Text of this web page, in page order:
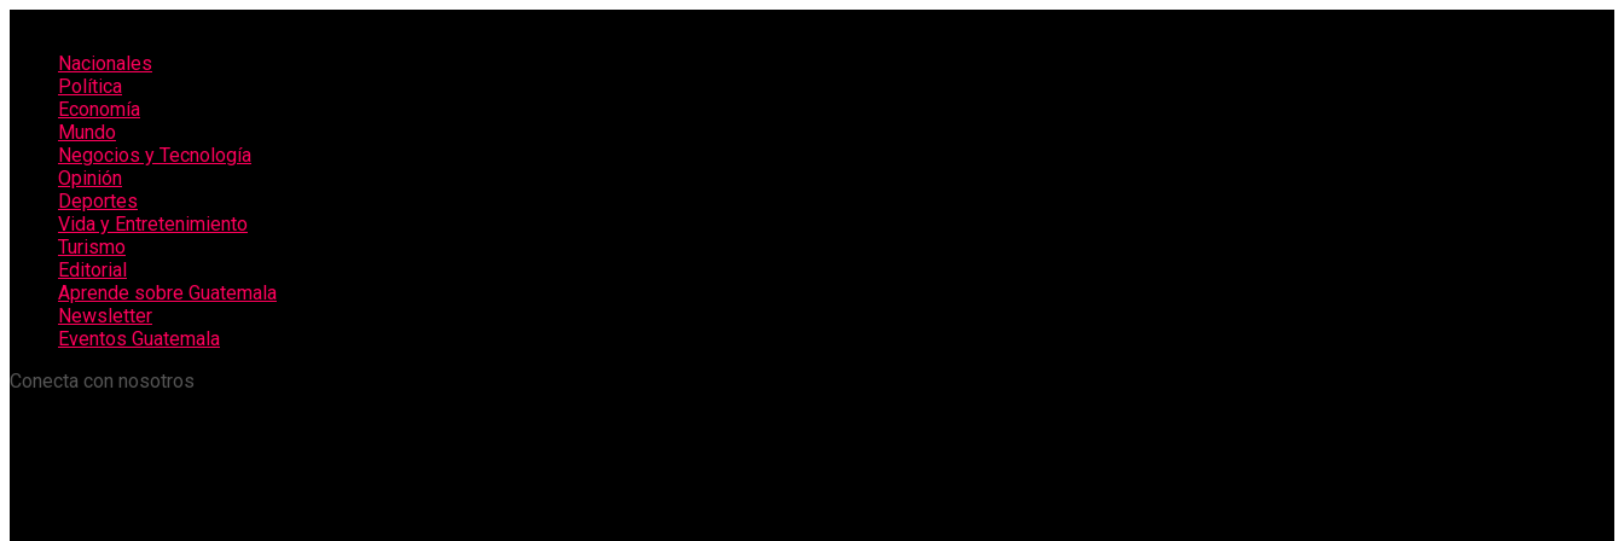
Nacionales
Política
Economía
Mundo
Negocios y Tecnología
Opinión
Deportes
Vida y Entretenimiento
Turismo
Editorial
Aprende sobre Guatemala
Newsletter
Eventos Guatemala
Conecta con nosotros